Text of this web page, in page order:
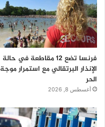
فرنسا تضع 12 مقاطعة في حالة
الإنذار البرتقالي مع استمرار موجة
الحر
أغسطس 8, 2026